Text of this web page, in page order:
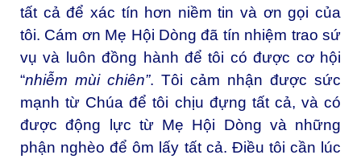
tất cả để xác tín hơn niềm tin và ơn gọi của
tôi. Cám ơn Mẹ Hội Dòng đã tín nhiệm trao sứ
vụ và luôn đồng hành để tôi có được cơ hội
“nhiễm mùi chiên”. Tôi cảm nhận được sức
mạnh từ Chúa để tôi chịu đựng tất cả, và có
được động lực từ Mẹ Hội Dòng và những
phận nghèo để ôm lấy tất cả. Điều tôi cần lúc